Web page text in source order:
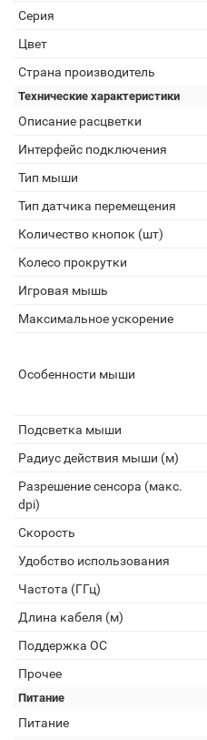
Серия
Цвет
Страна производитель
Технические характеристики
Описание расцветки
Интерфейс подключения
Тип мыши
Тип датчика перемещения
Количество кнопок (шт)
Колесо прокрутки
Игровая мышь
Максимальное ускорение
Особенности мыши
Подсветка мыши
Радиус действия мыши (м)
Разрешение сенсора (макс.
dpi)
Скорость
Удобство использования
Частота (ГГц)
Длина кабеля (м)
Поддержка ОС
Прочее
Питание
Питание